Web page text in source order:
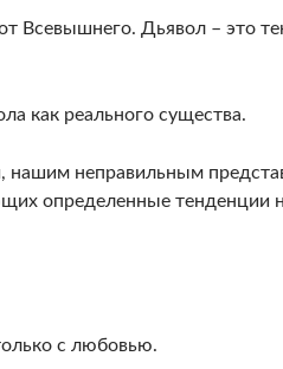
Всевышнего. Дьявол – это
как реального существа.
нашим неправильным
определенные тенденции
с любовью.